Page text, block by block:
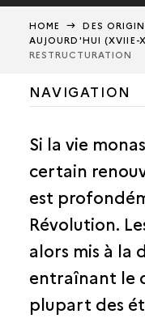
HOME DES
AUJOURD'HUI (XVIIE-
RESTRUCTURATION
NAVIGATION
LAÏCISATION ET
SAINT-GERMAIN, UNE
Si la vie
certain
est
Révolution.
alors mis à la
entraînant le
plupart des